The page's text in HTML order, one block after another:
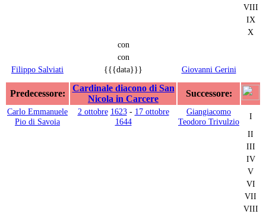
VIII
IX
X
con
con
Filippo Salviati
{{{data}}} Giovanni Gerini
Predecessore:
Cardinale diacono di San
Nicola in Carcere
Successore:
Carlo Emmanuele
Pio di Savoia
2 ottobre 1623- 17 ottobre
1644
Giangiacomo
Teodoro Trivulzio
I
II
III
IV
V
VI
VII
VIII